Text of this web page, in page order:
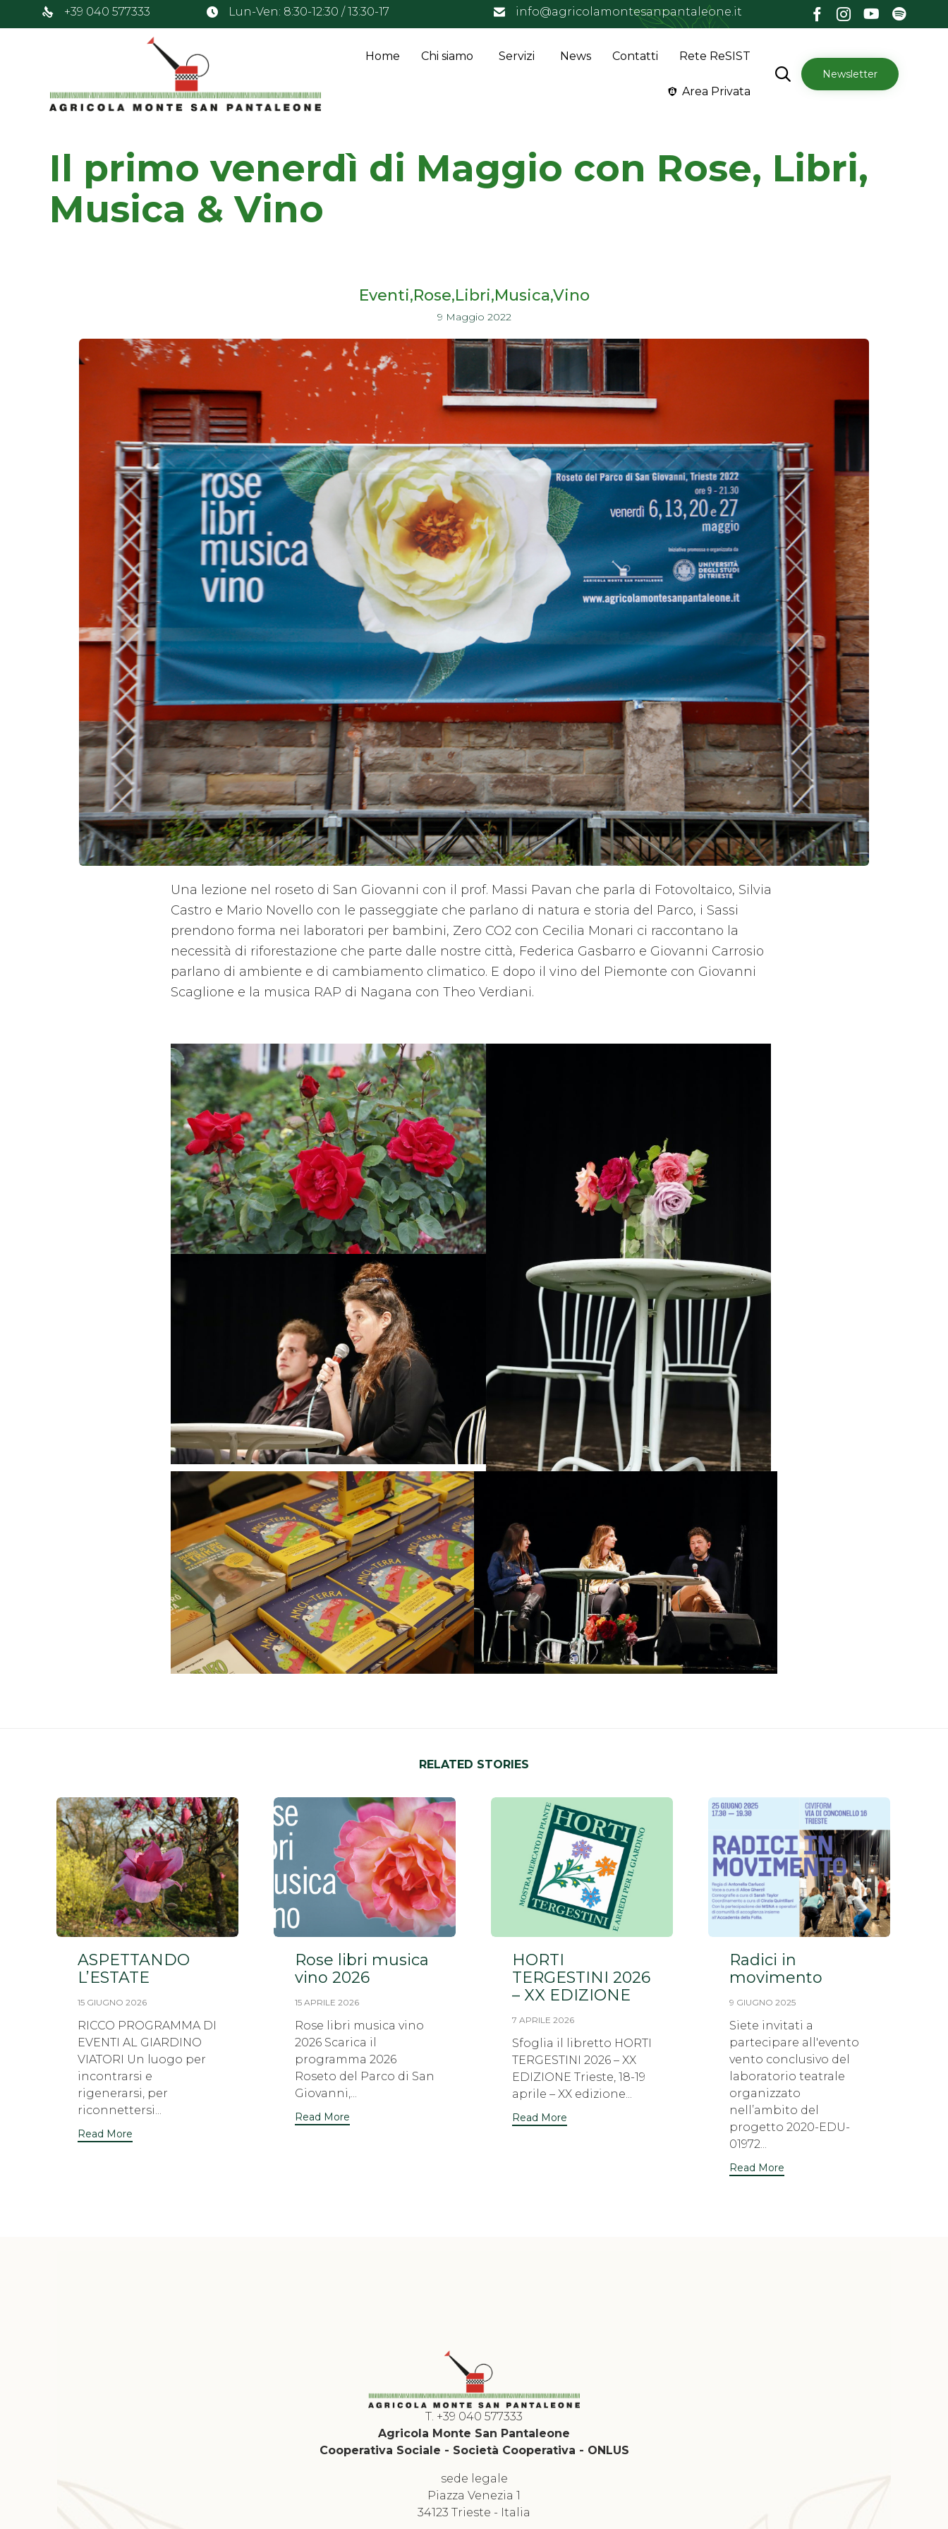
+39 040 577333 Lun-Ven: 8:30-12:30 / 13:30-17 info@agricolamontesanpantaleone.it
content
Home Chi siamo Servizi News Contatti Rete ReSIST
Area Privata
 Newsletter
Il primo venerdì di Maggio con Rose, Libri,
Musica & Vino
Eventi Rose,Libri,Musica,Vino
9 Maggio 2022
Una lezione nel roseto di San Giovanni con il prof. Massi Pavan che parla di Fotovoltaico, Silvia
Castro e Mario Novello con le passeggiate che parlano di natura e storia del Parco, i Sassi
prendono forma nei laboratori per bambini, Zero CO2 con Cecilia Monari ci raccontano la
necessità di riforestazione che parte dalle nostre città, Federica Gasbarro e Giovanni Carrosio
parlano di ambiente e di cambiamento climatico. E dopo il vino del Piemonte con Giovanni
Scaglione e la musica RAP di Nagana con Theo Verdiani.
RELATED STORIES
ASPETTANDO
L’ESTATE
15 GIUGNO 2026
RICCO PROGRAMMA DI
EVENTI AL GIARDINO
VIATORI Un luogo per
incontrarsi e
rigenerarsi, per
riconnettersi...
Read More
Rose libri musica
vino 2026
15 APRILE 2026
Rose libri musica vino
2026 Scarica il
programma 2026
Roseto del Parco di San
Giovanni,...
Read More
HORTI
TERGESTINI 2026
– XX EDIZIONE
7 APRILE 2026
Sfoglia il libretto HORTI
TERGESTINI 2026 – XX
EDIZIONE Trieste, 18-19
aprile – XX edizione...
Read More
Radici in
movimento
9 GIUGNO 2025
Siete invitati a
partecipare all'evento
vento conclusivo del
laboratorio teatrale
organizzato
nell’ambito del
progetto 2020-EDU-
01972...
Read More
Iscriviti alla nostra newsletter
T. +39 040 577333
Agricola Monte San Pantaleone
Cooperativa Sociale - Società Cooperativa - ONLUS
sede legale
Piazza Venezia 1
34123 Trieste - Italia